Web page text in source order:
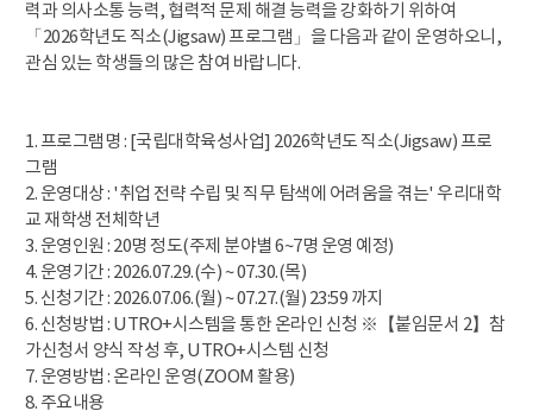
력과 의사소통 능력, 협력적 문제 해결 능력을 강화하기 위하여
「2026학년도 직소(Jigsaw) 프로그램」을 다음과 같이 운영하오니,
관심 있는 학생들의 많은 참여 바랍니다.
1. 프로그램명 : [국립대학육성사업] 2026학년도 직소(Jigsaw) 프로
그램
2. 운영대상 : '취업 전략 수립 및 직무 탐색에 어려움을 겪는' 우리대학
교 재학생 전체학년
3. 운영인원 : 20명 정도(주제 분야별 6~7명 운영 예정)
4. 운영기간 : 2026.07.29.(수) ~ 07.30.(목)
5. 신청기간 : 2026.07.06.(월) ~ 07.27.(월) 23:59 까지
6. 신청방법 : UTRO+시스템을 통한 온라인 신청 ※【붙임문서 2】참
가신청서 양식 작성 후, UTRO+시스템 신청
7. 운영방법 : 온라인 운영(ZOOM 활용)
8. 주요내용